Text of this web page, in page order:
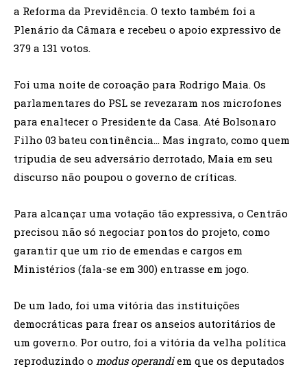
a Reforma da Previdência. O texto também foi a
Plenário da Câmara e recebeu o apoio expressivo de
379 a 131 votos.
Foi uma noite de coroação para Rodrigo Maia. Os
parlamentares do PSL se revezaram nos microfones
para enaltecer o Presidente da Casa. Até Bolsonaro
Filho 03 bateu continência… Mas ingrato, como quem
tripudia de seu adversário derrotado, Maia em seu
discurso não poupou o governo de críticas.
Para alcançar uma votação tão expressiva, o Centrão
precisou não só negociar pontos do projeto, como
garantir que um rio de emendas e cargos em
Ministérios (fala-se em 300) entrasse em jogo.
De um lado, foi uma vitória das instituições
democráticas para frear os anseios autoritários de
um governo. Por outro, foi a vitória da velha política
reproduzindo o modus operandiem que os deputados